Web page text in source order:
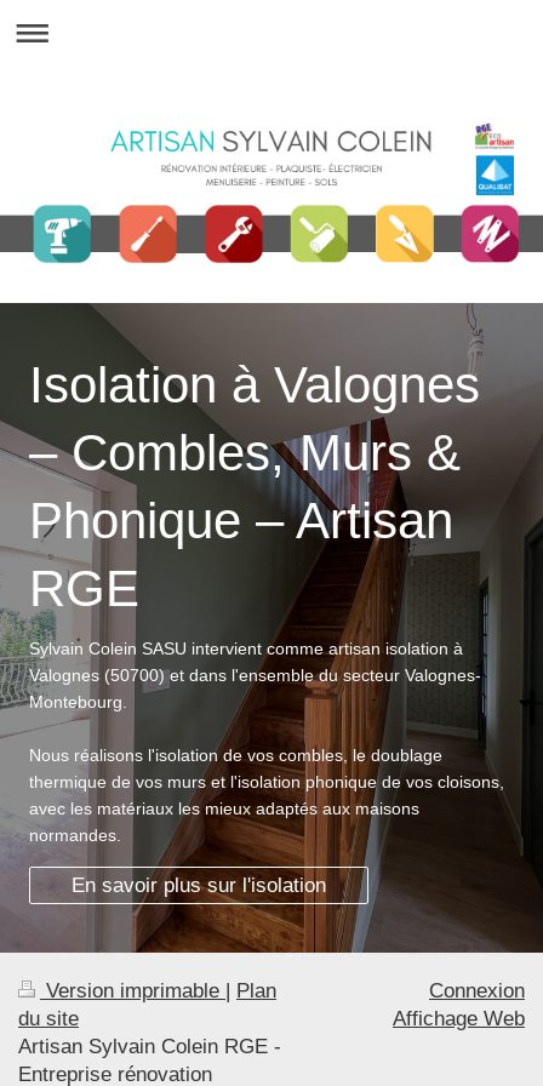
Isolation à Valognes
– Combles, Murs &
Phonique – Artisan
RGE
Sylvain Colein SASU intervient comme artisan isolation à
Valognes (50700) et dans l'ensemble du secteur Valognes-
Montebourg.
Nous réalisons l'isolation de vos combles, le doublage
thermique de vos murs et l'isolation phonique de vos cloisons,
avec les matériaux les mieux adaptés aux maisons
normandes.
En savoir plus sur l'isolation
Version imprimable
Plan
du site
Artisan Sylvain Colein RGE -
Entreprise rénovation
Connexion
Affichage Web